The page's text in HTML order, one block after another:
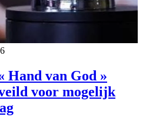
Hand van God »
voor mogelijk